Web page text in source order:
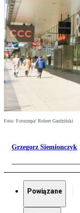
Foto: Fotorzepa/ Robert Gardziński
Grzegorz Siemionczyk
Powiązane